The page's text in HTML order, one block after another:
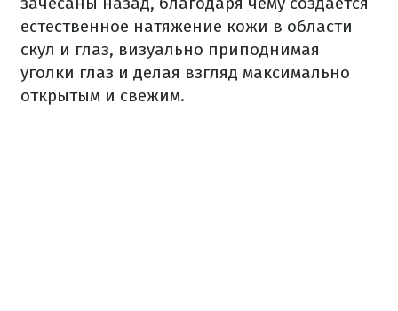
естественное натяжение кожи в области
скул и глаз, визуально приподнимая
уголки глаз и делая взгляд максимально
открытым и свежим.